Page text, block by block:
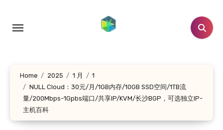
Home 2025 1 月
1
NULL Cloud：30元/月/1GB内存/10GB SSD空间/1TB流
量/200Mbps-1Gpbs端口/共享IP/KVM/长沙BGP，可选独立IP-
主机百科